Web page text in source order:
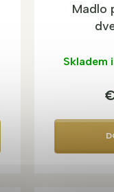
Madlo
Skladem